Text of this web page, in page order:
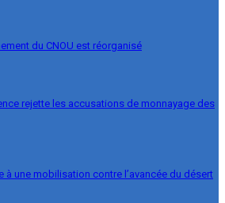
du CNOU est réorganisé
rejette les accusations de monnayage des
à une mobilisation contre l’avancée du désert